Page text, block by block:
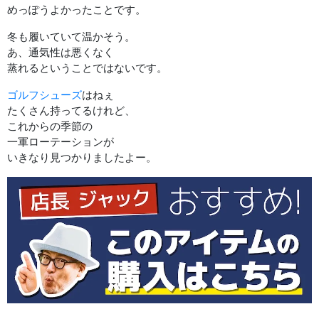
めっぽうよかったことです。
冬も履いていて温かそう。
あ、通気性は悪くなく
蒸れるということではないです。
ゴルフシューズはねぇ
たくさん持ってるけれど、
これからの季節の
一軍ローテーションが
いきなり見つかりましたよー。